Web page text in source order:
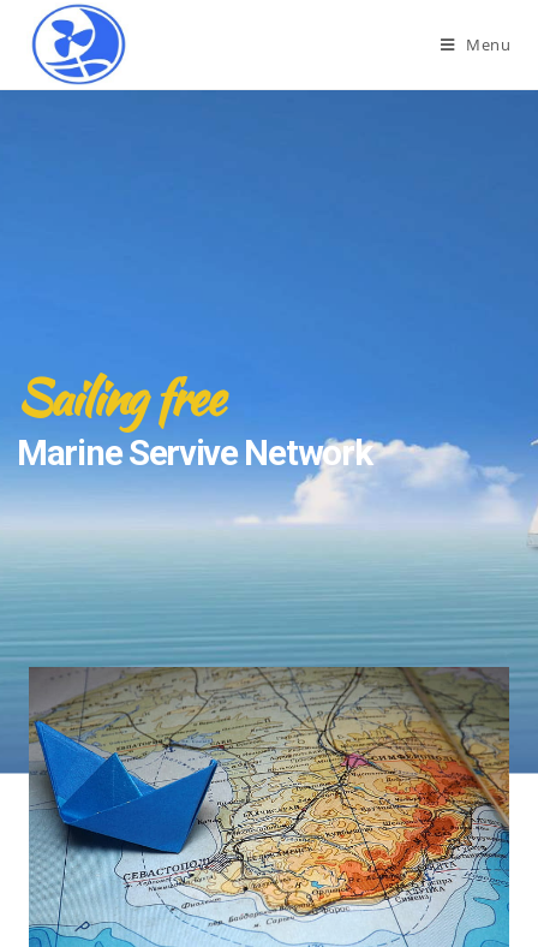
Menu
Sailing free
Marine Servive Network